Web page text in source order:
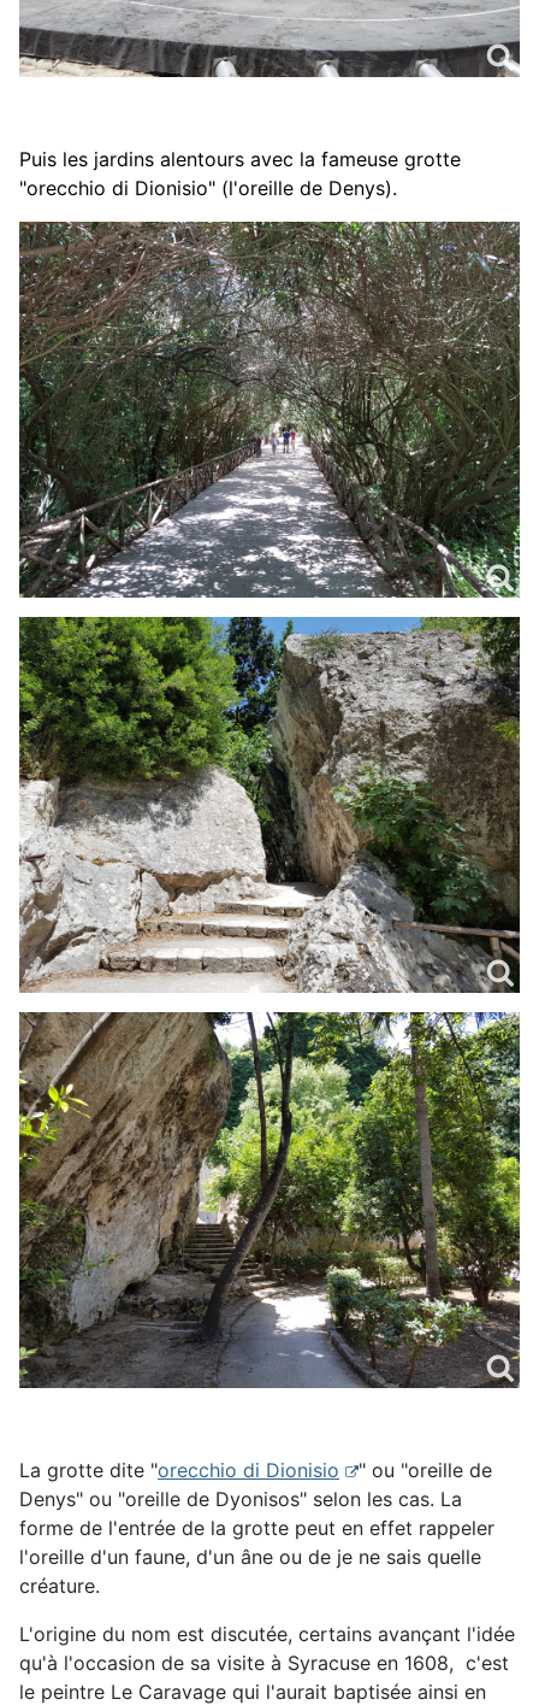
Puis les jardins alentours avec la fameuse grotte
"orecchio di Dionisio" (l'oreille de Denys).
La grotte dite "orecchio di Dionisio
" ou "oreille de
Denys" ou "oreille de Dyonisos" selon les cas. La
forme de l'entrée de la grotte peut en effet rappeler
l'oreille d'un faune, d'un âne ou de je ne sais quelle
créature.
L'origine du nom est discutée, certains avançant l'idée
qu'à l'occasion de sa visite à Syracuse en 1608, c'est
le peintre Le Caravage qui l'aurait baptisée ainsi en